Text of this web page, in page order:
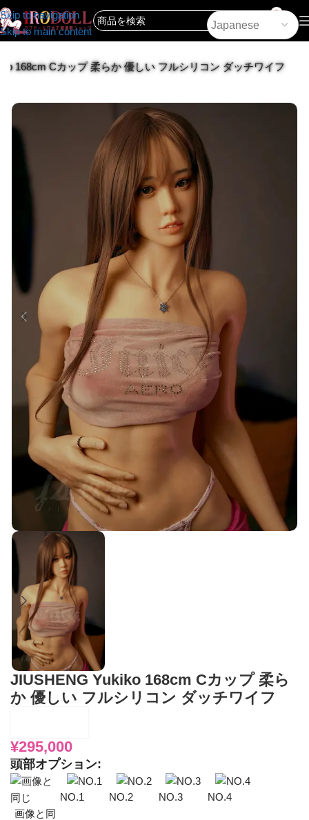
Skip to navigation
Skip to main content
0
168cm Cカップ 柔らか 優しい フルシリコン ダッチワイフ
JIUSHENG Yukiko 168cm Cカップ 柔ら
か 優しい フルシリコン ダッチワイフ
¥295,000
頭部オプション:
画像と同
NO.1 NO.2 NO.3 NO.4